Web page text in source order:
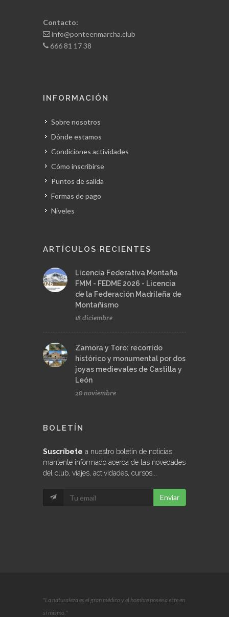
Contacto:
info@ponteenmarcha.club
666 81 17 38
INFORMACIÓN
Sobre nosotros
Dónde estamos
Condiciones actividades
Cómo inscribirse
Puntos de salida
Formas de pago
Niveles
ARTÍCULOS RECIENTES
Licencia Federativa Montaña
FMM - FEDME 2026 - Licencia
de la Federación Madrileña de
Montañismo
18 diciembre
Zamora y Toro: recorrido
histórico y monumental por dos
joyas medievales de Castilla y
León
20 noviembre
BOLETÍN
Suscríbete a nuestro boletín de noticias,
mantente informado acerca de las novedades
del club, viajes, actividades, cursos...
Enviar
"La naturaleza es el gran médico y el hombre posee a este en
sí mismo."